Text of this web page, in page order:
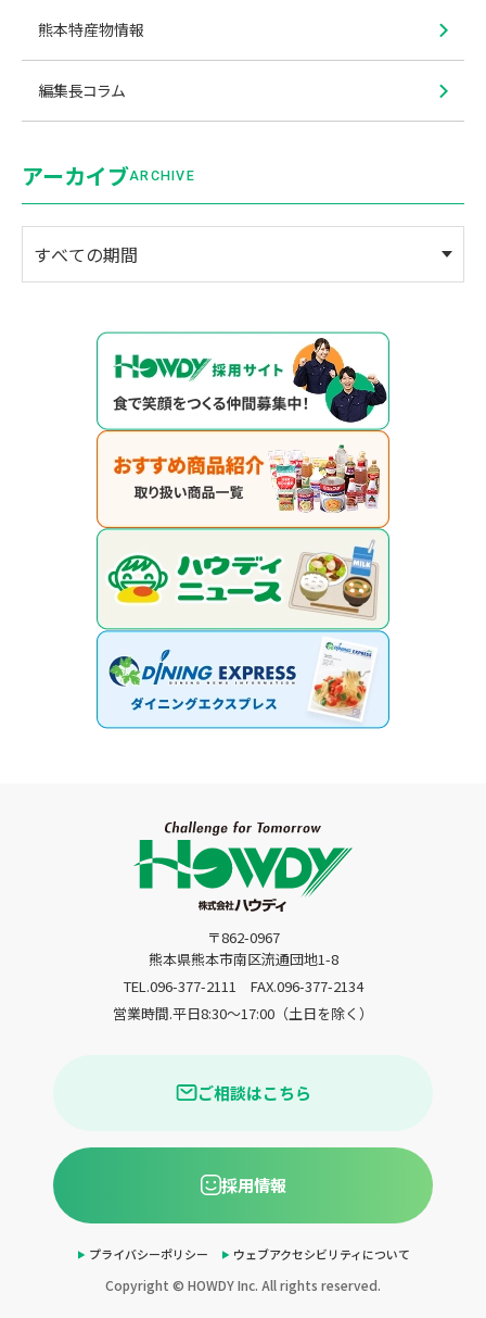
熊本特産物情報
編集長コラム
アーカイブARCHIVE
〒862-0967
熊本県熊本市南区流通団地1-8
TEL.096-377-2111
FAX.096-377-2134
営業時間.平日8:30〜17:00（土日を除く）
ご相談はこちら
採用情報
プライバシーポリシー ウェブアクセシビリティについて
Copyright © HOWDY Inc. All rights reserved.